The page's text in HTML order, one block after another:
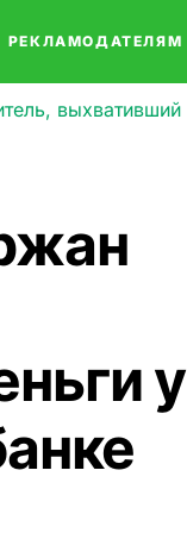
РЕКЛАМОДАТЕЛЯМ
выхвативший
у